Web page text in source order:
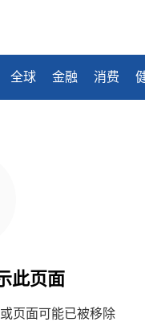
全球 金融 消费
此页面
页面可能已被移除